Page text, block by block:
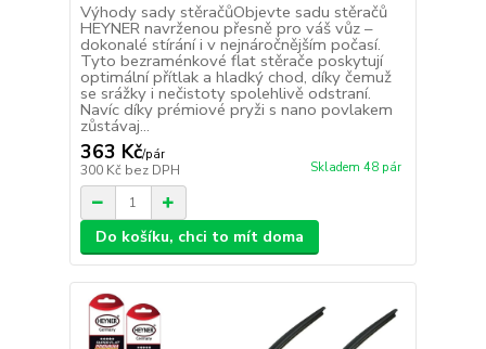
Výhody sady stěračůObjevte sadu stěračů
HEYNER navrženou přesně pro váš vůz –
dokonalé stírání i v nejnáročnějším počasí.
Tyto bezraménkové flat stěrače poskytují
optimální přítlak a hladký chod, díky čemuž
se srážky i nečistoty spolehlivě odstraní.
Navíc díky prémiové pryži s nano povlakem
zůstávaj...
363 Kč/pár
300 Kč bez DPH Skladem 48 pár
Do košíku, chci to mít doma